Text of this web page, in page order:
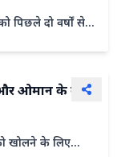
पिछले दो वर्षों से
ओमान के बीच
खोलने के लिए